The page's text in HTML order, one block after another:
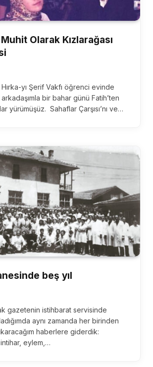
Olarak Kızlarağası
Hırka-yı Şerif Vakfı öğrenci evinde
arkadaşımla bir bahar günü Fatih’ten
yürümüşüz. Sahaflar Çarşısı’nı ve…
beş yıl
gazetenin istihbarat servisinde
aynı zamanda her birinden
haberlere giderdik:
eylem,…